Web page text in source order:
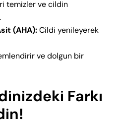
temizler ve cildin
(AHA):Cildi yenileyerek
ve dolgun bir
Farkı